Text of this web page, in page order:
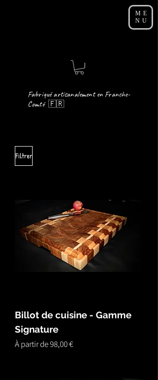
ME
NU
Fabriqué artisanalement en Franche-
Comté 🇫🇷
Filtrer
Billot de cuisine - Gamme
Signature
À partir de98,00 €
Prix promotionnel